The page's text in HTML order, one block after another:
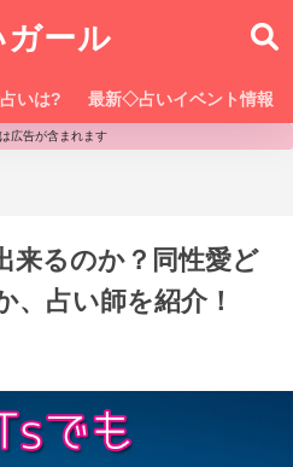
ガール
いは? 最新◇占いイベント情報
広告が含まれます
来るのか？同性愛ど
、占い師を紹介！